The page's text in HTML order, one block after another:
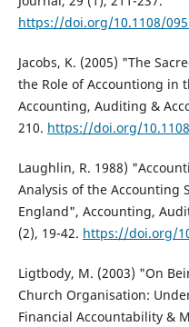
https://doi.org/10.1108/
Jacobs, K. (2005) "The
the Role of Accountiong in
Accounting, Auditing &
210. https://doi.org/
Laughlin, R. 1988)
Analysis of the Accounting
England", Accounting,
(2), 19-42. https://doi.org/
Ligtbody, M. (2003) "On
Church Organisation:
Financial Accountability &